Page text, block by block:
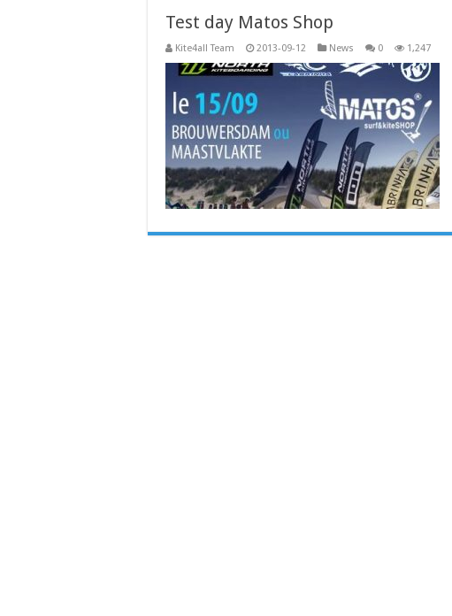
Test day Matos Shop
Kite4all Team 2013-09-12 News 0 1,247